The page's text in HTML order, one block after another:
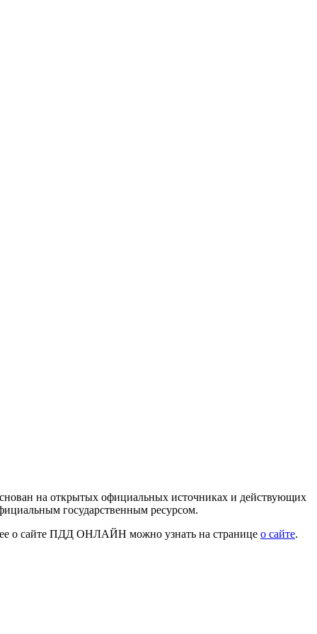
на открытых официальных источниках и действующих
государственным ресурсом.
о сайте ПДД ОНЛАЙН можно узнать на странице о сайте.